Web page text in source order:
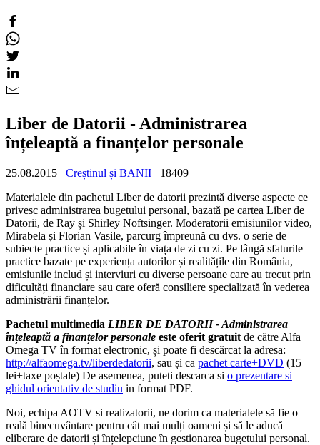
Liber de Datorii - Administrarea
înțeleaptă a finanțelor personale
25.08.2015 Creștinul și BANII
18409
Materialele din pachetul Liber de datorii prezintă diverse aspecte ce
privesc administrarea bugetului personal, bazată pe cartea Liber de
Datorii, de Ray și Shirley Noftsinger. Moderatorii emisiunilor video,
Mirabela și Florian Vasile, parcurg împreună cu dvs. o serie de
subiecte practice și aplicabile în viața de zi cu zi. Pe lângă sfaturile
practice bazate pe experiența autorilor și realitățile din România,
emisiunile includ și interviuri cu diverse persoane care au trecut prin
dificultăți financiare sau care oferă consiliere specializată în vederea
administrării finanțelor.
Pachetul multimedia LIBER DE DATORII - Administrarea
înțeleaptă a finanțelor personale este oferit gratuit de către Alfa
Omega TV în format electronic, și poate fi descărcat la adresa:
http://alfaomega.tv/liberdedatorii, sau și ca pachet carte+DVD (15
lei+taxe poștale) De asemenea, puteti descarca si o prezentare si
ghidul orientativ de studiu in format PDF.
Noi, echipa AOTV si realizatorii, ne dorim ca materialele să fie o
reală binecuvântare pentru cât mai mulți oameni și să le aducă
eliberare de datorii și înțelepciune în gestionarea bugetului personal.